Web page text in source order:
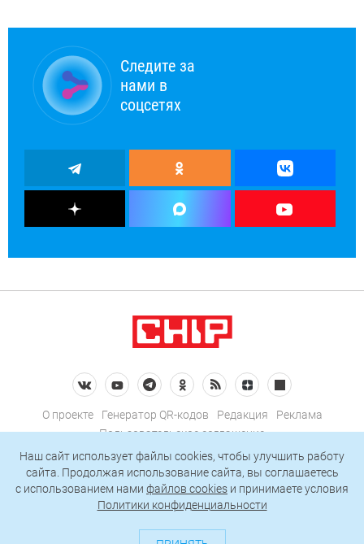
Следите за
нами в
соцсетях
О проекте Генератор QR-кодов Редакция
Реклама
Пользовательское соглашение
Политика конфиденциальности
Подписаться на рассылку
127018, Москва, ул. Полковая, д. 3, стр. 4, помещение I, комн. 23
Наш сайт использует файлы cookies, чтобы улучшить работу
сайта. Продолжая использование сайта, вы соглашаетесь
c использованием нами файлов cookies и принимаете условия
Политики конфиденциальности